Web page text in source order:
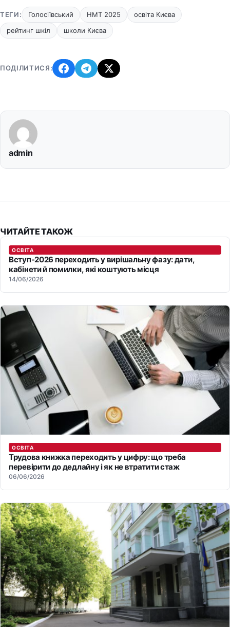
ТЕГИ: Голосіївський НМТ 2025
освіта Києва
рейтинг шкіл
школи Києва
ПОДІЛИТИСЯ:
admin
ЧИТАЙТЕ ТАКОЖ
ОСВІТА
Вступ-2026 переходить у вирішальну фазу: дати,
кабінети й помилки, які коштують місця
14/06/2026
ОСВІТА
Трудова книжка переходить у цифру: що треба
перевірити до дедлайну і як не втратити стаж
06/06/2026